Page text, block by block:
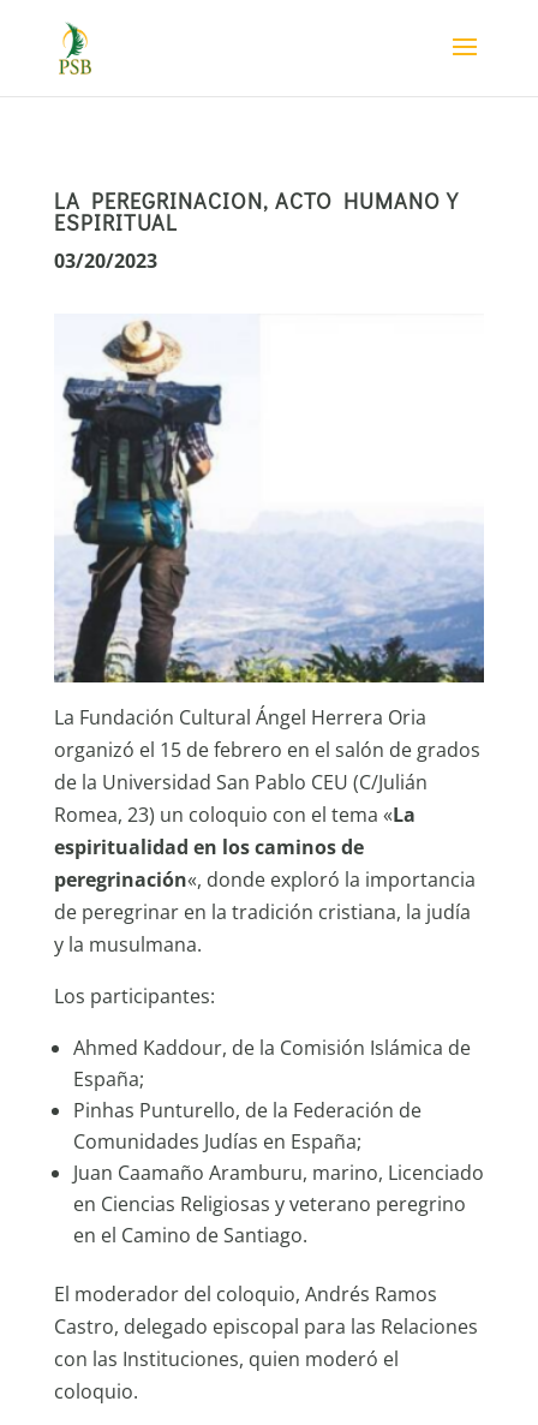
LA PEREGRINACION, ACTO HUMANO Y
ESPIRITUAL
03/20/2023
La Fundación Cultural Ángel Herrera Oria
organizó el 15 de febrero en el salón de grados
de la Universidad San Pablo CEU (C/Julián
Romea, 23) un coloquio con el tema «La
espiritualidad en los caminos de
peregrinación«, donde exploró la importancia
de peregrinar en la tradición cristiana, la judía
y la musulmana.
Los participantes:
Ahmed Kaddour, de la Comisión Islámica de
España;
Pinhas Punturello, de la Federación de
Comunidades Judías en España;
Juan Caamaño Aramburu, marino, Licenciado
en Ciencias Religiosas y veterano peregrino
en el Camino de Santiago.
El moderador del coloquio, Andrés Ramos
Castro, delegado episcopal para las Relaciones
con las Instituciones, quien moderó el
coloquio.